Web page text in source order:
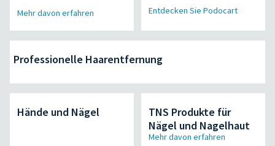
Mehr davon erfahren Entdecken Sie Podocart
Professionelle Haarentfernung
Hände und Nägel
TNS Produkte für
Nägel und Nagelhaut
Mehr davon erfahren